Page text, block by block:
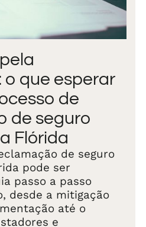
que esperar
de
de seguro
Flórida
de seguro
pode ser
passo a passo
desde a mitigação
até o
e